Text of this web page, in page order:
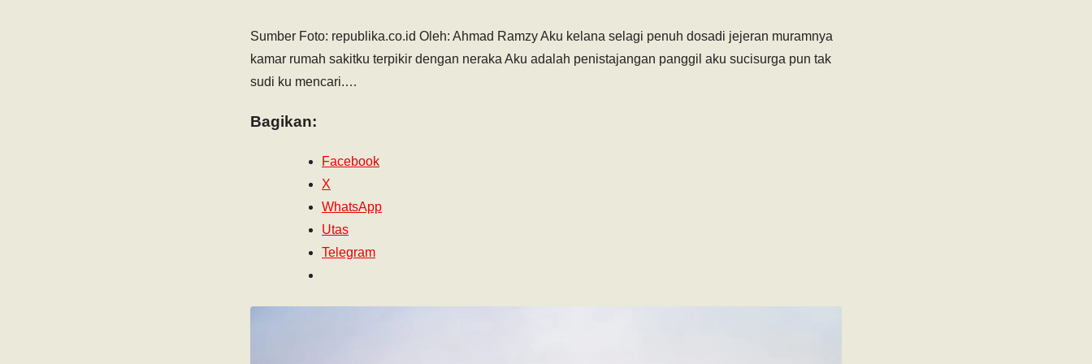
Sumber Foto: republika.co.id Oleh: Ahmad Ramzy Aku kelana selagi penuh dosadi jejeran muramnya
kamar rumah sakitku terpikir dengan neraka Aku adalah penistajangan panggil aku sucisurga pun tak
sudi ku mencari.…
Bagikan:
Facebook
X
WhatsApp
Utas
Telegram